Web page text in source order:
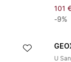
101
-9%
U